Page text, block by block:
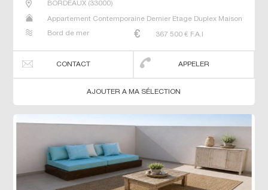
BORDEAUX(33000)
Appartement Contemporaine Dernier Etage Duplex Maison
Bord de mer
367 500 € F.A.I
CONTACT APPELER
AJOUTER A MA SÉLECTION